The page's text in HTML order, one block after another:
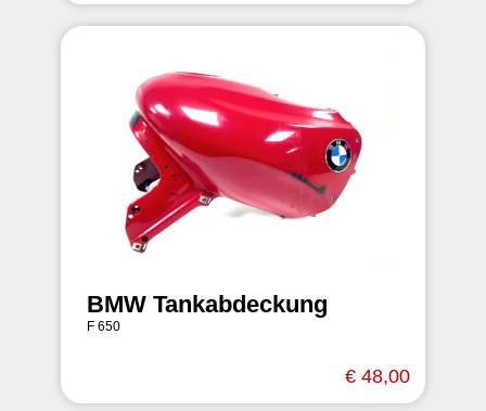
BMW Tankabdeckung
F 650
€ 48,00